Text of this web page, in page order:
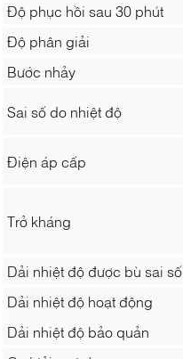
Độ phục hồi sau 30 phút
Độ phân giải
Bước nhảy
Sai số do nhiệt độ
Điện áp cấp
Trở kháng
Dải nhiệt độ được bù sai số
Dải nhiệt độ hoạt động
Dải nhiệt độ bảo quản